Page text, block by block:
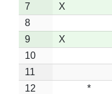
7
X
8
9
X
10
11
12
*